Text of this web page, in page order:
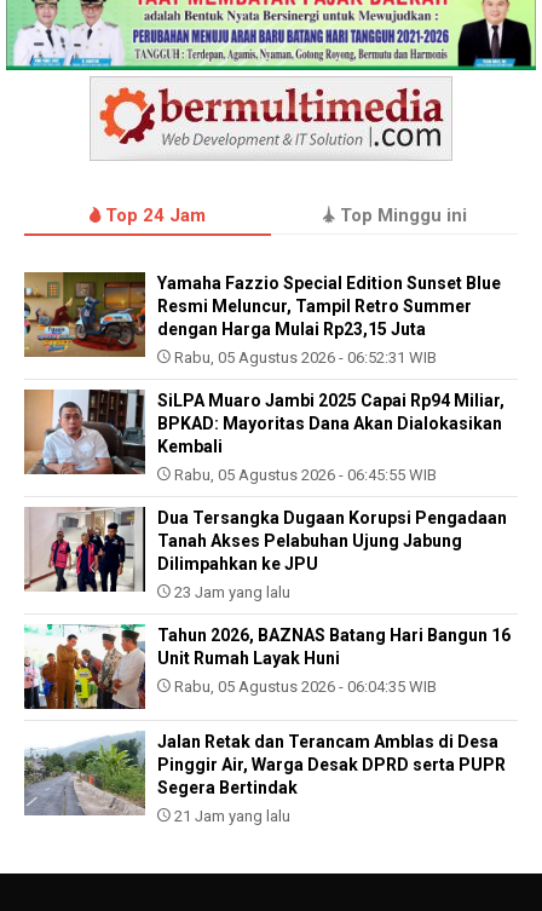
Top 24 Jam Top Minggu ini
Yamaha Fazzio Special Edition Sunset Blue
Resmi Meluncur, Tampil Retro Summer
dengan Harga Mulai Rp23,15 Juta
Rabu, 05 Agustus 2026 - 06:52:31 WIB
SiLPA Muaro Jambi 2025 Capai Rp94 Miliar,
BPKAD: Mayoritas Dana Akan Dialokasikan
Kembali
Rabu, 05 Agustus 2026 - 06:45:55 WIB
Dua Tersangka Dugaan Korupsi Pengadaan
Tanah Akses Pelabuhan Ujung Jabung
Dilimpahkan ke JPU
23 Jam yang lalu
Tahun 2026, BAZNAS Batang Hari Bangun 16
Unit Rumah Layak Huni
Rabu, 05 Agustus 2026 - 06:04:35 WIB
Jalan Retak dan Terancam Amblas di Desa
Pinggir Air, Warga Desak DPRD serta PUPR
Segera Bertindak
21 Jam yang lalu